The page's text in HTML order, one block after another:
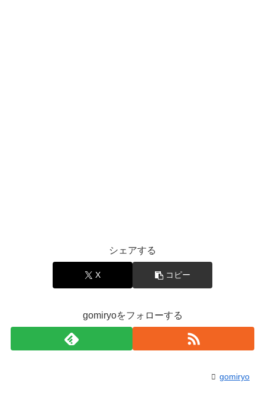
シェアする
X コピー
gomiryoをフォローする
gomiryo